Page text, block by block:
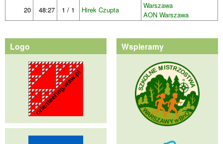
20
48:27 1 / 1 Hirek Czupta
Warszawa
AON Warszawa
Logo Wspieramy